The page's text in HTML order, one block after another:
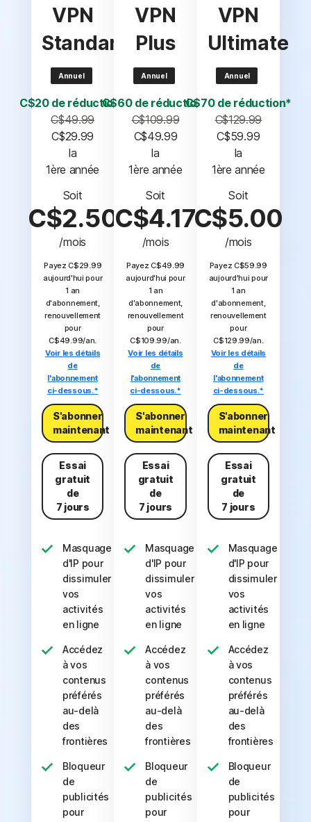
VPN
Standard
Annuel
C$20 de réduction*
C$49.99
C$29.99
1ère année
Soit
C$2.50
/mois
Payez C$29.99
aujourd'hui pour
1 an
d'abonnement,
renouvellement
pour
C$49.99/an.
Voir les détails
de
l'abonnement
ci-dessous.*
S'abonner
maintenant
Essai
gratuit
de
7 jours
Masquage
d'IP pour
dissimuler
vos
activités
en ligne
Accédez
à vos
contenus
préférés
au-delà
des
frontières
Bloqueur
de
publicités
pour
VPN
Plus
Annuel
C$60 de réduction*
C$109.99
C$49.99
la
1ère année
Soit
C$4.17
/mois
Payez C$49.99
aujourd'hui pour
1 an
d'abonnement,
renouvellement
pour
C$109.99/an.
Voir les détails
de
l'abonnement
ci-dessous.*
S'abonner
maintenant
Essai
gratuit
de
7 jours
Masquage
d'IP pour
dissimuler
vos
activités
en ligne
Accédez
à vos
contenus
préférés
au-delà
des
frontières
Bloqueur
de
publicités
pour
VPN
Ultimate
Annuel
C$70 de réduction*
C$129.99
C$59.99
1ère année
Soit
C$5.00
/mois
Payez C$59.99
aujourd'hui pour
1 an
d'abonnement,
renouvellement
pour
C$129.99/an.
Voir les détails
de
l'abonnement
ci-dessous.*
S'abonner
maintenant
Essai
gratuit
de
7 jours
Masquage
d'IP pour
dissimuler
vos
activités
en ligne
Accédez
à vos
contenus
préférés
au-delà
des
frontières
Bloqueur
de
publicités
pour